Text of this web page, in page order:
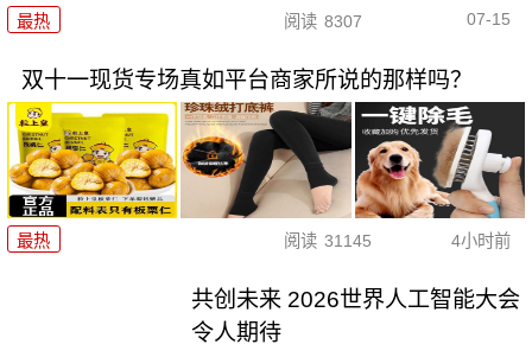
最热 阅读 8307 07-15
双十一现货专场真如平台商家所说的那样吗？
最热 阅读 31145 4小时前
共创未来 2026世界人工智能大会
令人期待